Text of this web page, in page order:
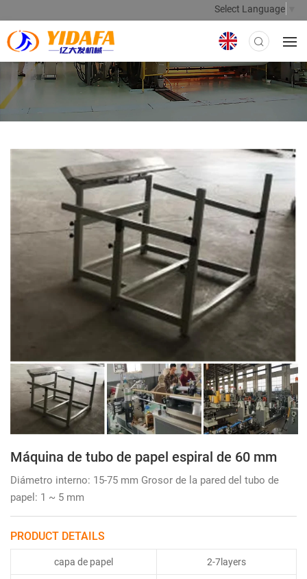
Select Language
Máquina de tubo de papel espiral de 60 mm
Diámetro interno: 15-75 mm Grosor de la pared del tubo de
papel: 1 ~ 5 mm
PRODUCT DETAILS
capa de papel
2-7layers